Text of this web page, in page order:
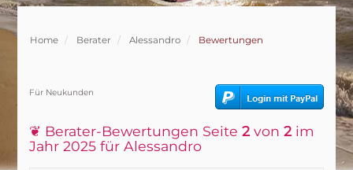
Home Berater Alessandro Bewertungen
Für Neukunden
❦ Berater-Bewertungen Seite2 von2 im
Jahr 2025 für Alessandro